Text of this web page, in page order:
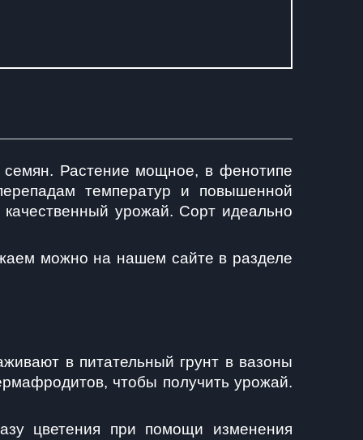
семян. Растение мощное, в фенотипе
температур и повышенной
урожай. Сорт идеально
можно на нашем сайте в разделе
в питательный грунт в вазоны
чтобы получить урожай.
цветения при помощи изменения